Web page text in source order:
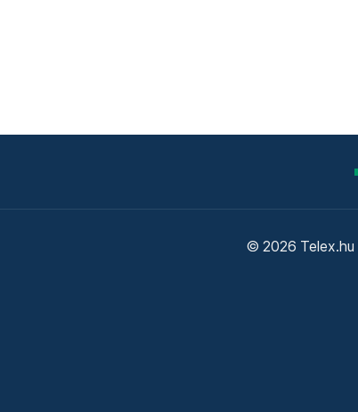
© 2026 Telex.hu